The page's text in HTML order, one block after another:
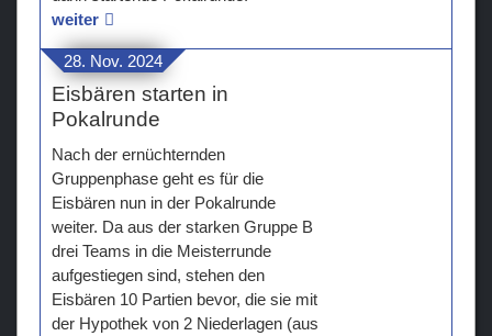
weiter
28. Nov. 2024
Eisbären starten in
Pokalrunde
Nach der ernüchternden
Gruppenphase geht es für die
Eisbären nun in der Pokalrunde
weiter. Da aus der starken Gruppe B
drei Teams in die Meisterrunde
aufgestiegen sind, stehen den
Eisbären 10 Partien bevor, die sie mit
der Hypothek von 2 Niederlagen (aus